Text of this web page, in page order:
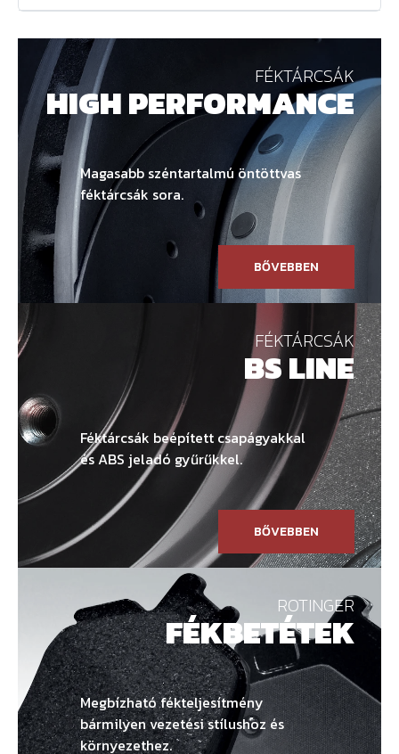
FÉKTÁRCSÁK
HIGH PERFORMANCE
Magasabb széntartalmú öntöttvas
féktárcsák sora.
BŐVEBBEN
FÉKTÁRCSÁK
BS LINE
Féktárcsák beépített csapágyakkal
és ABS jeladó gyűrűkkel.
BŐVEBBEN
ROTINGER
FÉKBETÉTEK
Megbízható fékteljesítmény
bármilyen vezetési stílushoz és
környezethez.